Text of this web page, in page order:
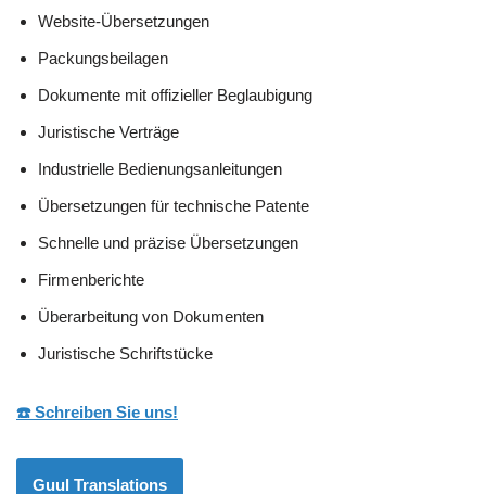
Website-Übersetzungen
Packungsbeilagen
Dokumente mit offizieller Beglaubigung
Juristische Verträge
Industrielle Bedienungsanleitungen
Übersetzungen für technische Patente
Schnelle und präzise Übersetzungen
Firmenberichte
Überarbeitung von Dokumenten
Juristische Schriftstücke
☎️ Schreiben Sie uns!
Guul Translations